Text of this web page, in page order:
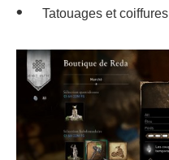
Tatouages et coiffures